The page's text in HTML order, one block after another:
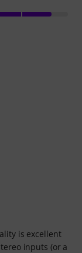
is excellent
inputs (or a